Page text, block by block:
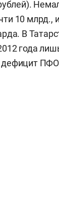
10 млрд.,
В
года
ПФО